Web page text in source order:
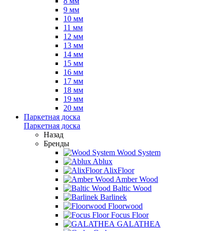
9 мм
10 мм
11 мм
12 мм
13 мм
14 мм
15 мм
16 мм
17 мм
18 мм
19 мм
20 мм
Паркетная доска
Паркетная доска
Назад
Бренды
Wood System
Ablux
AlixFloor
Amber Wood
Baltic Wood
Barlinek
Floorwood
Focus Floor
GALATHEA